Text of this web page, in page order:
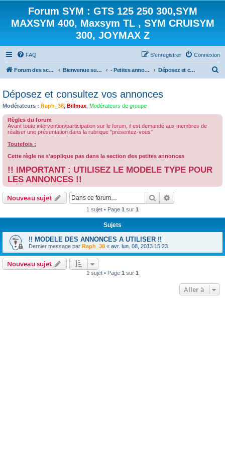
Forum SYM : GTS 125 250 300,SYM
MAXSYM 400, Maxsym TL , SYM CRUISYM
300, JOYMAX Z
FAQ Connexion
S’enregistrer
Forum des scooters SYM - GTS -MAXSYM - CRUISYM - JOYMAX - Maxsym TL Bienvenue sur le forum des scooters de la gamme SYM - Petites annonces - Déposez et consultez vos annonces
e
Déposez et consultez vos annonces
Modérateurs : Raph_38 Billmax Modérateurs de groupe
Règles du forum
Avant toute intervention/participation sur le forum, il est demandé aux membres de
réaliser une présentation dans la rubrique "présentez-vous"
Toutefois :
Cette règle ne s'applique pas dans la section des petites annonces
!! IMPORTANT : UTILISEZ LE MODELE TYPE POUR
LES ANNONCES !!
Nouveau sujet Rechercher
1 sujet • Page 1 sur 1
Sujets
!! MODELE DES ANNONCES A UTILISER !!
Dernier message par Raph_38 « avr. lun. 08, 2013 15:23
Nouveau sujet
1 sujet • Page 1 sur 1
Aller à